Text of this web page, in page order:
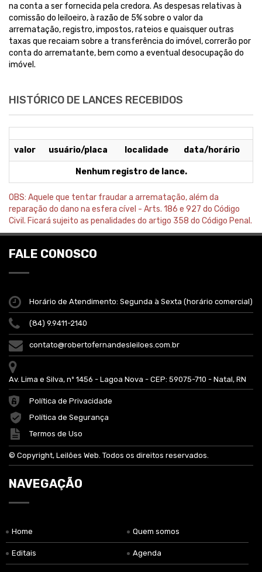
na conta a ser fornecida pela credora. As despesas relativas à
comissão do leiloeiro, à razão de 5% sobre o valor da
arrematação, registro, impostos, rateios e quaisquer outras
taxas que recaiam sobre a transferência do imóvel, correrão por
conta do arrematante, bem como a eventual desocupação do
imóvel.
HISTÓRICO DE LANCES RECEBIDOS
valor usuário/placa localidade data/horário
Nenhum registro de lance.
OBS: Aquele que tentar fraudar a arrematação, além da
reparação do dano na esfera cível - Arts. 186 e 927 do Código
Civil. Ficará sujeito as penalidades do artigo 358 do Código Penal.
FALE CONOSCO
Horário de Atendimento: Segunda à Sexta (horário comercial)
(84) 9.9411-2140
contato@robertofernandesleiloes.com.br
Av. Lima e Silva, nº 1456 - Lagoa Nova - CEP: 59075-710 - Natal, RN
Política de Privacidade
Política de Segurança
Termos de Uso
© Copyright, Leilões Web. Todos os direitos reservados.
NAVEGAÇÃO
Home Quem somos
Editais Agenda